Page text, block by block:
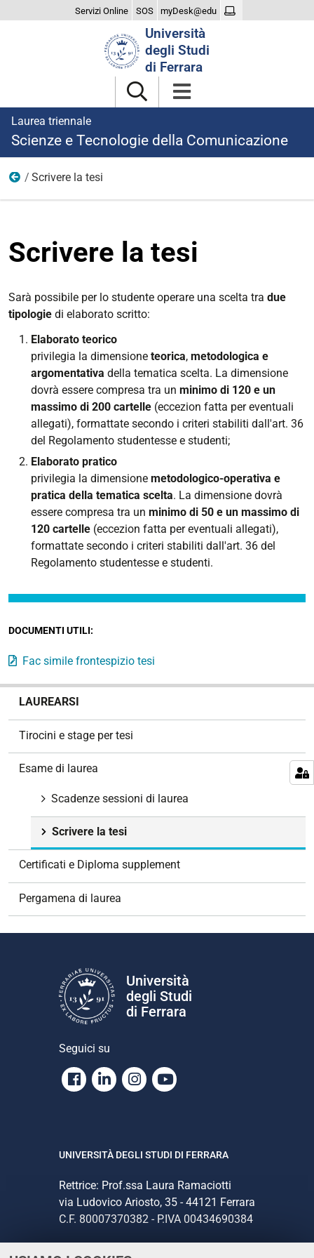
Servizi Online SOS myDesk@edu
Università
degli Studi
di Ferrara
Laurea triennale
Scienze e Tecnologie della Comunicazione
Esame di laurea
Scrivere la tesi
Scrivere la tesi
Sarà possibile per lo studente operare una scelta tra due
tipologie di elaborato scritto:
Elaborato teorico
privilegia la dimensione teorica, metodologica e
argomentativa della tematica scelta. La dimensione
dovrà essere compresa tra un minimo di 120 e un
massimo di 200 cartelle (eccezion fatta per eventuali
allegati), formattate secondo i criteri stabiliti dall'art. 36
del Regolamento studentesse e studenti;
Elaborato pratico
privilegia la dimensione metodologico-operativa e
pratica della tematica scelta. La dimensione dovrà
essere compresa tra un minimo di 50 e un massimo di
120 cartelle (eccezion fatta per eventuali allegati),
formattate secondo i criteri stabiliti dall'art. 36 del
Regolamento studentesse e studenti.
DOCUMENTI UTILI:
Fac simile frontespizio tesi
LAUREARSI
Tirocini e stage per tesi
Esame di laurea
Scadenze sessioni di laurea
Scrivere la tesi
Certificati e Diploma supplement
Pergamena di laurea
Università
degli Studi
di Ferrara
Seguici su
Facebook
LinkedinInstagram
Youtube
UNIVERSITÀ DEGLI STUDI DI FERRARA
Rettrice: Prof.ssa Laura Ramaciotti
via Ludovico Ariosto, 35 - 44121 Ferrara
C.F. 80007370382 - P.IVA 00434690384